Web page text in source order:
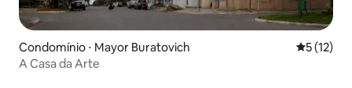
Condomínio ⋅ Mayor Buratovich 5 de uma
5 (12)
A Casa da Arte